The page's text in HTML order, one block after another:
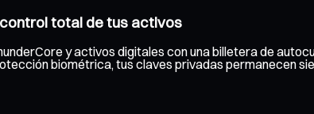
total de tus activos
y activos digitales con una billetera de
biométrica, tus claves privadas permanecen